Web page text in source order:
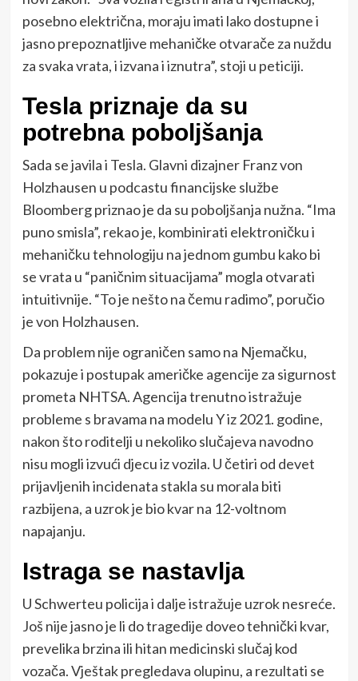
posebno električna, moraju imati lako dostupne i
jasno prepoznatljive mehaničke otvarače za nuždu
za svaka vrata, i izvana i iznutra”, stoji u peticiji.
Tesla priznaje da su
potrebna poboljšanja
Sada se javila i Tesla. Glavni dizajner Franz von
Holzhausen u podcastu financijske službe
Bloomberg priznao je da su poboljšanja nužna. “Ima
puno smisla”, rekao je, kombinirati elektroničku i
mehaničku tehnologiju na jednom gumbu kako bi
se vrata u “paničnim situacijama” mogla otvarati
intuitivnije. “To je nešto na čemu radimo”, poručio
je von Holzhausen.
Da problem nije ograničen samo na Njemačku,
pokazuje i postupak američke agencije za sigurnost
prometa NHTSA. Agencija trenutno istražuje
probleme s bravama na modelu Y iz 2021. godine,
nakon što roditelji u nekoliko slučajeva navodno
nisu mogli izvući djecu iz vozila. U četiri od devet
prijavljenih incidenata stakla su morala biti
razbijena, a uzrok je bio kvar na 12-voltnom
napajanju.
Istraga se nastavlja
U Schwerteu policija i dalje istražuje uzrok nesreće.
Još nije jasno je li do tragedije doveo tehnički kvar,
prevelika brzina ili hitan medicinski slučaj kod
vozača. Vještak pregledava olupinu, a rezultati se